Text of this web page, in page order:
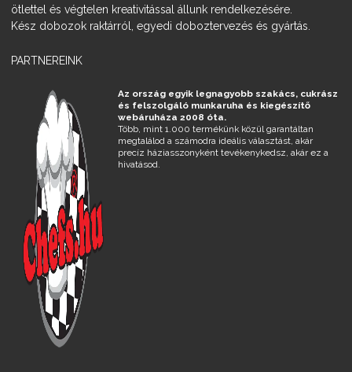
ötlettel és végtelen kreativitással állunk rendelkezésére.
Kész dobozok raktárról, egyedi doboztervezés és gyártás.
PARTNEREINK
Az ország egyik legnagyobb szakács, cukrász
és felszolgáló munkaruha és kiegészítő
webáruháza 2008 óta.
Több, mint 1.000 termékünk közül garantáltan
megtalálod a számodra ideális választást, akár
precíz háziasszonyként tevékenykedsz, akár ez a
hivatásod.